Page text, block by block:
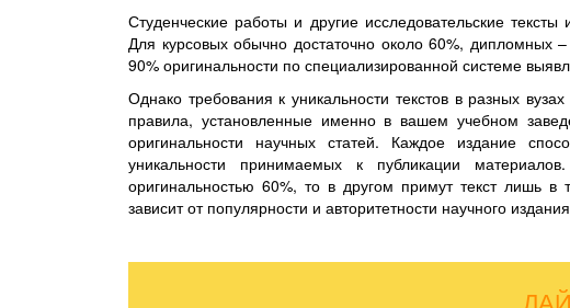
Студенческие работы и другие исследовательские
Для курсовых обычно достаточно около 60%, дипломных
90% оригинальности по специализированной системе
Однако требования к уникальности текстов в разных
правила, установленные именно в вашем учебном
оригинальности научных статей. Каждое издание
уникальности принимаемых к публикации
оригинальностью 60%, то в другом примут текст лишь
зависит от популярности и авторитетности научного